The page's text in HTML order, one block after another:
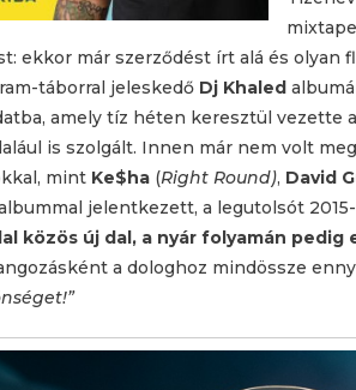
ekkor már szerződést írt alá és olyan
táborral jeleskedő Dj Khaled
amely tíz héten keresztül vezette
is szolgált. Innen már nem volt
mint Ke$ha (Right Round), David
jelentkezett, a legutolsót
közös új dal, a nyár folyamán
a dologhoz mindössze